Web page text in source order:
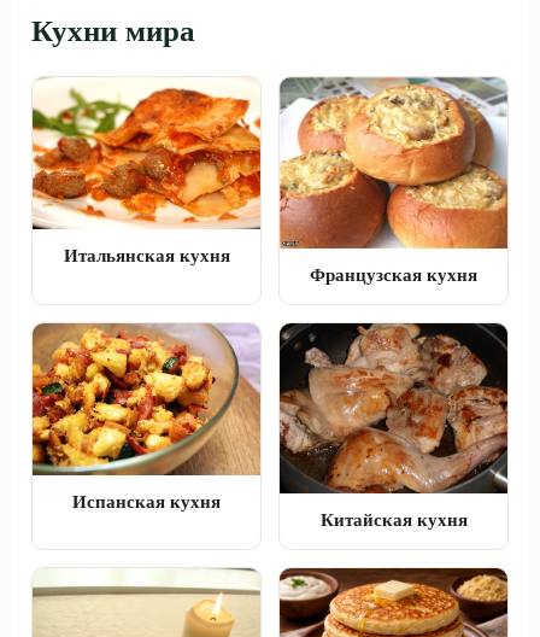
Кухни мира
Итальянская кухня
Французская кухня
Испанская кухня
Китайская кухня